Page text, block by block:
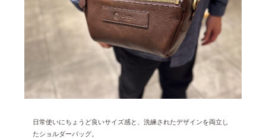
2019年10月 [1]
2019年3月 [1]
2018年5月 [1]
日常使いにちょうど良いサイズ感と、洗練されたデザインを両立し
たショルダーバッグ。